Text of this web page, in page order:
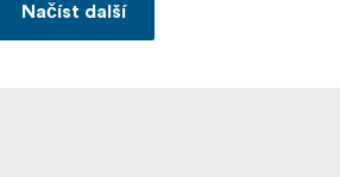
Načíst další